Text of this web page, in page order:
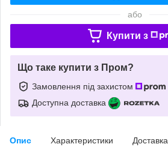
або
Купити з
Що таке купити з Пром?
Замовлення під захистом
Доступна доставка
Опис Характеристики Доставка